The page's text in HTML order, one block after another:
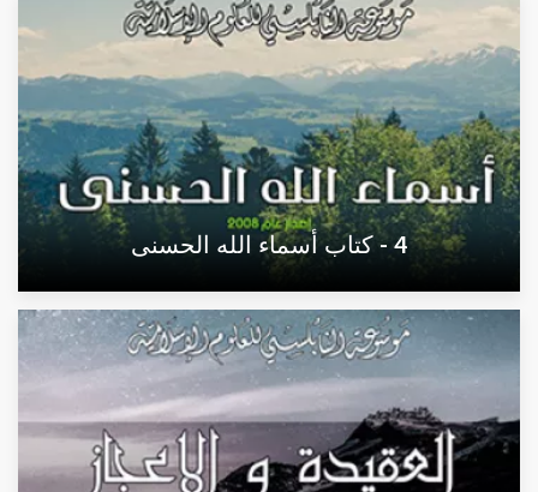
4 - كتاب أسماء الله الحسنى